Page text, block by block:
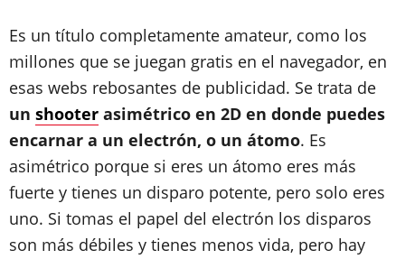
Es un título completamente amateur, como los
millones que se juegan gratis en el navegador, en
esas webs rebosantes de publicidad. Se trata de
un shooter asimétrico en 2D en donde puedes
encarnar a un electrón, o un átomo. Es
asimétrico porque si eres un átomo eres más
fuerte y tienes un disparo potente, pero solo eres
uno. Si tomas el papel del electrón los disparos
son más débiles y tienes menos vida, pero hay